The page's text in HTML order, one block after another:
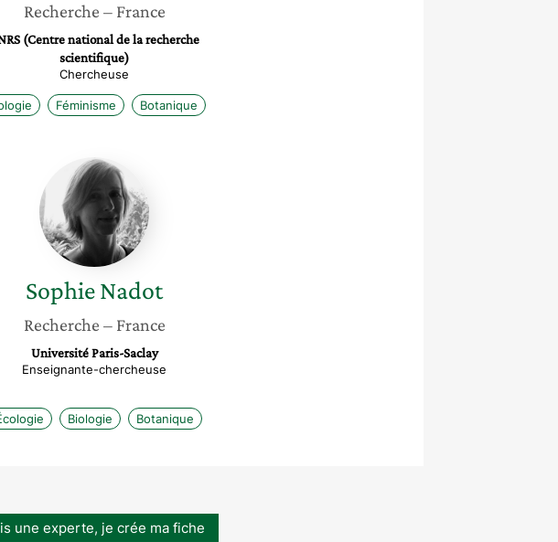
Recherche – France
(Centre national de la recherche
scientifique)
Chercheuse
Féminisme Botanique
Sophie
Nadot
SophieNadot
Recherche – France
Université Paris-Saclay
Enseignante-chercheuse
Biologie Botanique
une experte, je crée ma fiche